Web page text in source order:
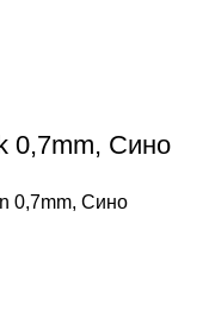
0,7mm, Сино
0,7mm, Сино